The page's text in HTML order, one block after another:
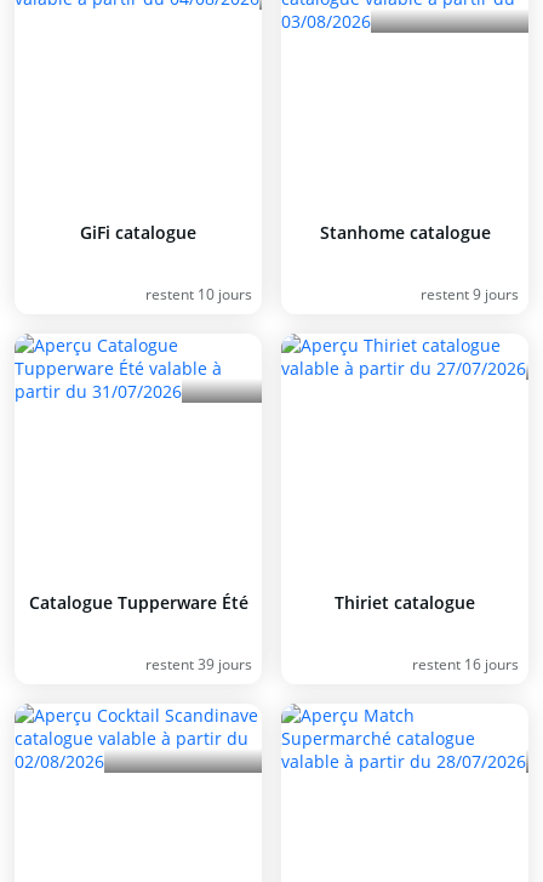
GiFi catalogue
restent 10 jours
Stanhome catalogue
restent 9 jours
Catalogue Tupperware Été
restent 39 jours
Thiriet catalogue
restent 16 jours